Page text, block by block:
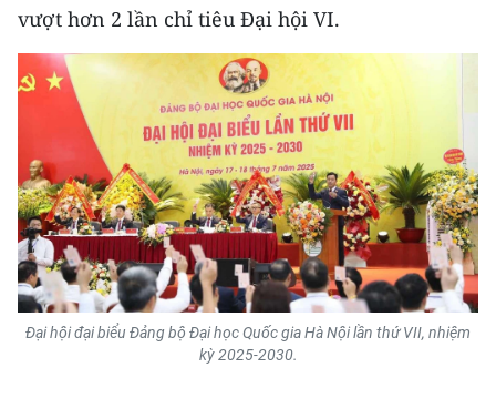
Đồng bằng sông Hồng
Bắc Trung Bộ
Duyên hải Nam Trung Bộ và Tây
Nguyên
Đông Nam Bộ
Đồng bằng sông Cửu Long
Chuyên trang Hà Nội
Chuyên trang TP. Hồ Chí Minh
vượt hơn 2 lần chỉ tiêu Đại hội VI.
Đại hội đại biểu Đảng bộ Đại học Quốc gia Hà Nội lần thứ VII, nhiệm
kỳ 2025-2030.